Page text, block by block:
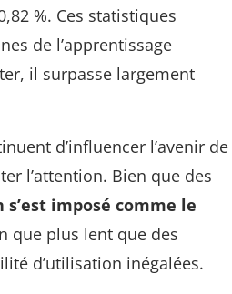
%. Ces statistiques
de l’apprentissage
il surpasse largement
d’influencer l’avenir de
l’attention. Bien que des
s’est imposé comme le
que plus lent que des
d’utilisation inégalées.